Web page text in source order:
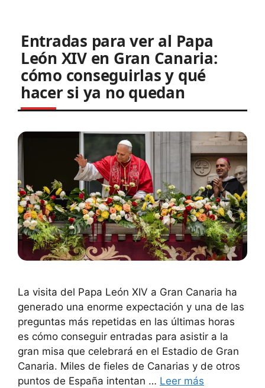
Entradas para ver al Papa
León XIV en Gran Canaria:
cómo conseguirlas y qué
hacer si ya no quedan
La visita del Papa León XIV a Gran Canaria ha
generado una enorme expectación y una de las
preguntas más repetidas en las últimas horas
es cómo conseguir entradas para asistir a la
gran misa que celebrará en el Estadio de Gran
Canaria. Miles de fieles de Canarias y de otros
puntos de España intentan … Leer más